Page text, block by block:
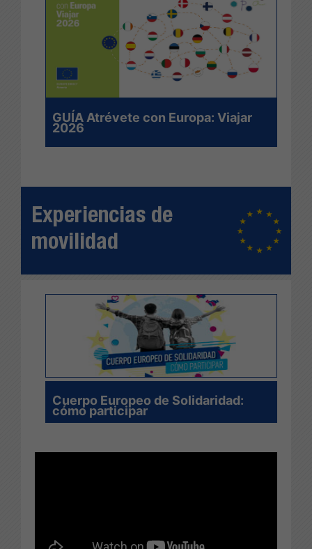
GUÍA Atrévete con Europa: Viajar
2026
Experiencias de
movilidad
Cuerpo Europeo de Solidaridad:
cómo participar